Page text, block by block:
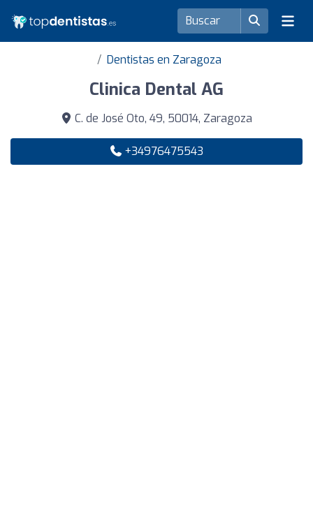
Dentistas en Zaragoza
Clinica Dental AG
C. de José Oto, 49, 50014, Zaragoza
+34976475543